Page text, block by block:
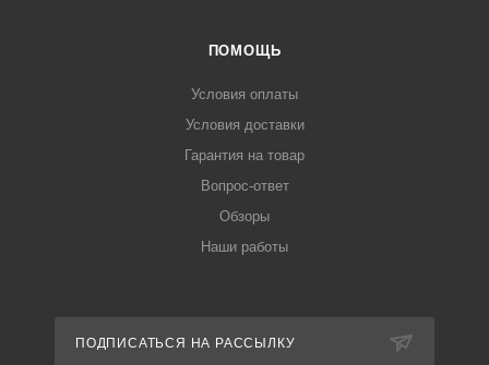
ПОМОЩЬ
Условия оплаты
Условия доставки
Гарантия на товар
Вопрос-ответ
Обзоры
Наши работы
ПОДПИСАТЬСЯ НА РАССЫЛКУ